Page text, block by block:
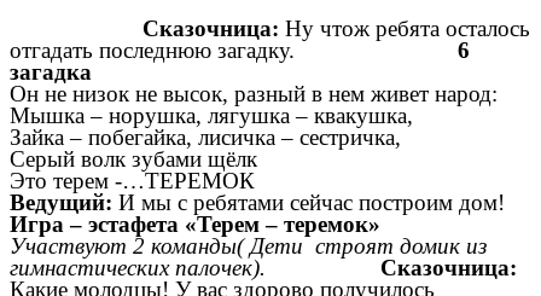
Сказочница: Ну чтож ребята осталось
отгадать последнюю загадку. 6
загадка
Он не низок не высок, разный в нем живет народ:
Мышка – норушка, лягушка – квакушка,
Зайка – побегайка, лисичка – сестричка,
Серый волк зубами щёлк
Это терем -…ТЕРЕМОК
Ведущий: И мы с ребятами сейчас построим дом!
Игра – эстафета «Терем – теремок»
Участвуют 2 команды( Дети строят домик из
гимнастических палочек). Сказочница:
Какие молодцы! У вас здорово получилось